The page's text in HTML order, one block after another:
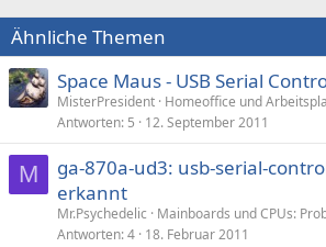
Ähnliche Themen
Space Maus - USB Serial
MisterPresident Homeoffice und
Antworten 5 12. September 2011
M
ga-870a-ud3: usb-serial-
erkannt
Mr.Psychedelic
Mainboards und CPUs:
Antworten 4 18. Februar 2011